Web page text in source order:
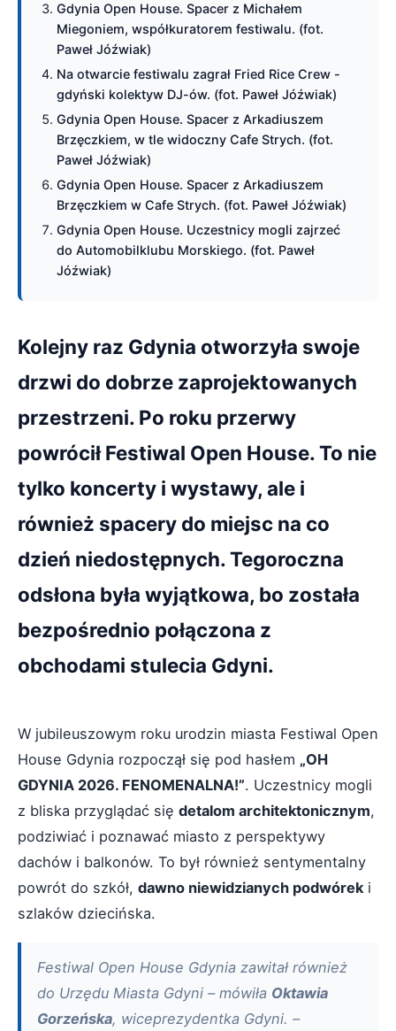
Gdynia Open House. Spacer z Michałem
Miegoniem, współkuratorem festiwalu. (fot.
Paweł Jóźwiak)
Na otwarcie festiwalu zagrał Fried Rice Crew -
gdyński kolektyw DJ-ów. (fot. Paweł Jóźwiak)
Gdynia Open House. Spacer z Arkadiuszem
Brzęczkiem, w tle widoczny Cafe Strych. (fot.
Paweł Jóźwiak)
Gdynia Open House. Spacer z Arkadiuszem
Brzęczkiem w Cafe Strych. (fot. Paweł Jóźwiak)
Gdynia Open House. Uczestnicy mogli zajrzeć
do Automobilklubu Morskiego. (fot. Paweł
Jóźwiak)
Kolejny raz Gdynia otworzyła swoje
drzwi do dobrze zaprojektowanych
przestrzeni. Po roku przerwy
powrócił Festiwal Open House. To nie
tylko koncerty i wystawy, ale i
również spacery do miejsc na co
dzień niedostępnych. Tegoroczna
odsłona była wyjątkowa, bo została
bezpośrednio połączona z
obchodami stulecia Gdyni.
W jubileuszowym roku urodzin miasta Festiwal Open
House Gdynia rozpoczął się pod hasłem „OH
GDYNIA 2026. FENOMENALNA!”. Uczestnicy mogli
z bliska przyglądać się detalom architektonicznym,
podziwiać i poznawać miasto z perspektywy
dachów i balkonów. To był również sentymentalny
powrót do szkół, dawno niewidzianych podwóreki
szlaków dziecińska.
Festiwal Open House Gdynia zawitał również
do Urzędu Miasta Gdyni – mówiła Oktawia
Gorzeńska, wiceprezydentka Gdyni. –